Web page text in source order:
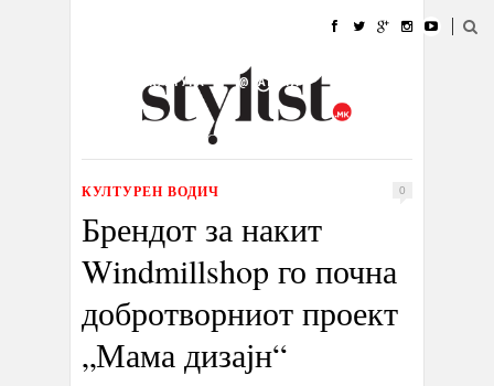
УБАВИНА
КУЛТУРА @РАБОТА
ИЗЛОГ
КУЛТУРЕН ВОДИЧ 0
Брендот за накит
Windmillshop го почна
добротворниот проект
„Мама дизајн“